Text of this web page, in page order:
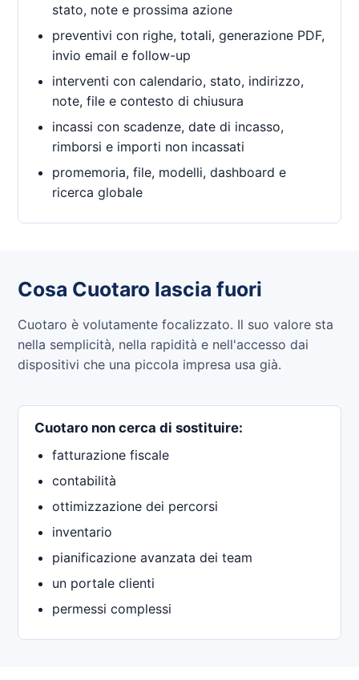
stato, note e prossima azione
preventivi con righe, totali, generazione PDF,
invio email e follow-up
interventi con calendario, stato, indirizzo,
note, file e contesto di chiusura
incassi con scadenze, date di incasso,
rimborsi e importi non incassati
promemoria, file, modelli, dashboard e
ricerca globale
Cosa Cuotaro lascia fuori
Cuotaro è volutamente focalizzato. Il suo valore sta
nella semplicità, nella rapidità e nell'accesso dai
dispositivi che una piccola impresa usa già.
Cuotaro non cerca di sostituire:
fatturazione fiscale
contabilità
ottimizzazione dei percorsi
inventario
pianificazione avanzata dei team
un portale clienti
permessi complessi